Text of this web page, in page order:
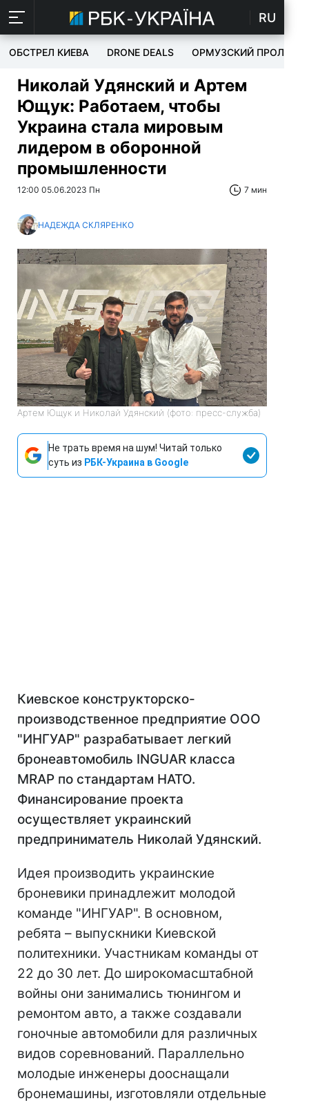
RU
ОБСТРЕЛ КИЕВА DRONE DEALS ОРМУЗСКИЙ ПРОЛИВ
Николай Удянский и Артем
Ющук: Работаем, чтобы
Украина стала мировым
лидером в оборонной
промышленности
12:00 05.06.2023 Пн 7 мин
НАДЕЖДА СКЛЯРЕНКО
Артем Ющук и Николай Удянский (фото: пресс-служба)
Не трать время на шум! Читай только
суть из РБК-Украина в Google
Киевское конструкторско-
производственное предприятие ООО
"ИНГУАР" разрабатывает легкий
бронеавтомобиль INGUAR класса
MRAP по стандартам НАТО.
Финансирование проекта
осуществляет украинский
предприниматель Николай Удянский.
Идея производить украинские
броневики принадлежит молодой
команде "ИНГУАР". В основном,
ребята – выпускники Киевской
политехники. Участникам команды от
22 до 30 лет. До широкомасштабной
войны они занимались тюнингом и
ремонтом авто, а также создавали
гоночные автомобили для различных
видов соревнований. Параллельно
молодые инженеры дооснащали
бронемашины, изготовляли отдельные